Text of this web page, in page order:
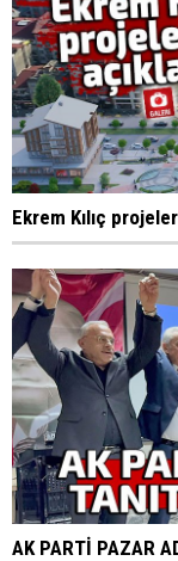
Ekrem Kılıç
AK PARTİ PAZAR